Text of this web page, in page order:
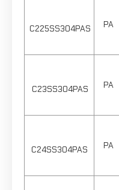
C225SS304PAS PA
C23SS304PAS PA
C24SS304PAS PA